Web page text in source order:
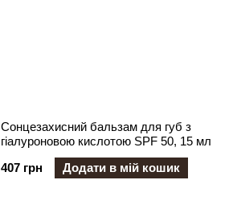
Сонцезахисний бальзам для губ з
гіалуроновою кислотою SPF 50, 15 мл
407 грн
Додати в мій кошик